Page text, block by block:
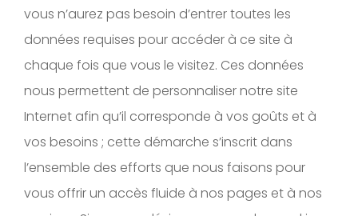
vous n’aurez pas besoin d’entrer toutes les
données requises pour accéder à ce site à
chaque fois que vous le visitez. Ces données
nous permettent de personnaliser notre site
Internet afin qu’il corresponde à vos goûts et à
vos besoins ; cette démarche s’inscrit dans
l’ensemble des efforts que nous faisons pour
vous offrir un accès fluide à nos pages et à nos